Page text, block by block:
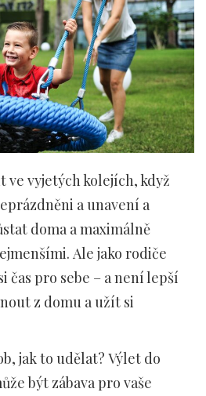
ve vyjetých kolejích, když
a unavení a
doma a maximálně
Ale jako rodiče
čas pro sebe – a není lepší
z domu a užít si
jak to udělat? Výlet do
být zábava pro vaše